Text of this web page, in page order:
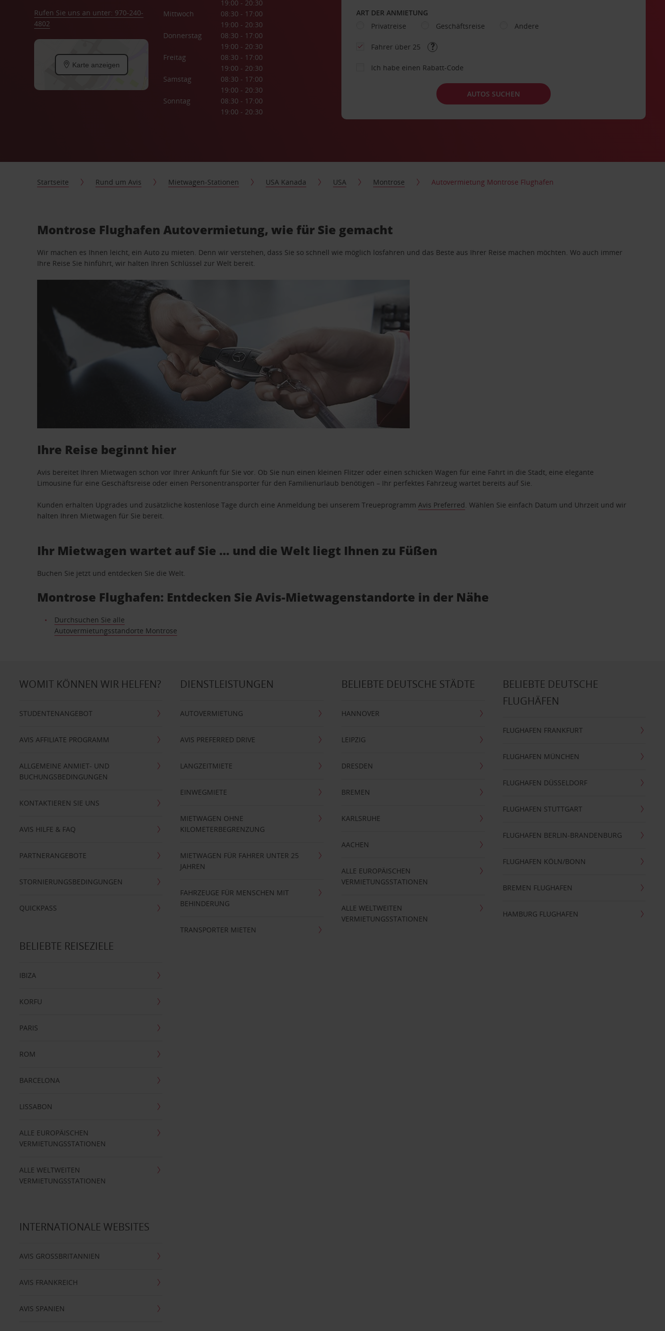
Rufen Sie uns an unter: 970-240-
4802
Karte anzeigen
19:00 - 20:30
Mittwoch
08:30 - 17:00
19:00 - 20:30
Donnerstag
08:30 - 17:00
19:00 - 20:30
Freitag
08:30 - 17:00
19:00 - 20:30
Samstag
08:30 - 17:00
19:00 - 20:30
Sonntag
08:30 - 17:00
19:00 - 20:30
ART DER ANMIETUNG
Privatreise
Geschäftsreise Andere
Fahrer über 25
Ich habe einen Rabatt-Code
AUTOS SUCHEN
Startseite Rund um Avis Mietwagen-Stationen USA Kanada USA Montrose Autovermietung Montrose Flughafen
Montrose Flughafen Autovermietung, wie für Sie gemacht
Wir machen es Ihnen leicht, ein Auto zu mieten. Denn wir verstehen, dass Sie so schnell wie möglich losfahren und das Beste aus Ihrer Reise machen möchten. Wo auch immer
Ihre Reise Sie hinführt, wir halten Ihren Schlüssel zur Welt bereit.
Ihre Reise beginnt hier
Avis bereitet Ihren Mietwagen schon vor Ihrer Ankunft für Sie vor. Ob Sie nun einen kleinen Flitzer oder einen schicken Wagen für eine Fahrt in die Stadt, eine elegante
Limousine für eine Geschäftsreise oder einen Personentransporter für den Familienurlaub benötigen – Ihr perfektes Fahrzeug wartet bereits auf Sie.
Kunden erhalten Upgrades und zusätzliche kostenlose Tage durch eine Anmeldung bei unserem TreueprogrammAvis Preferred. Wählen Sie einfach Datum und Uhrzeit und wir
halten Ihren Mietwagen für Sie bereit.
Ihr Mietwagen wartet auf Sie … und die Welt liegt Ihnen zu Füßen
Buchen Sie jetzt und entdecken Sie die Welt.
Montrose Flughafen: Entdecken Sie Avis-Mietwagenstandorte in der Nähe
Durchsuchen Sie alle
Autovermietungsstandorte Montrose
WOMIT KÖNNEN WIR HELFEN?
STUDENTENANGEBOT
AVIS AFFILIATE PROGRAMM
ALLGEMEINE ANMIET- UND
BUCHUNGSBEDINGUNGEN
KONTAKTIEREN SIE UNS
AVIS HILFE & FAQ
PARTNERANGEBOTE
STORNIERUNGSBEDINGUNGEN
QUICKPASS
DIENSTLEISTUNGEN
AUTOVERMIETUNG
AVIS PREFERRED DRIVE
LANGZEITMIETE
EINWEGMIETE
MIETWAGEN OHNE
KILOMETERBEGRENZUNG
MIETWAGEN FÜR FAHRER UNTER 25
JAHREN
FAHRZEUGE FÜR MENSCHEN MIT
BEHINDERUNG
TRANSPORTER MIETEN
BELIEBTE DEUTSCHE STÄDTE
HANNOVER
LEIPZIG
DRESDEN
BREMEN
KARLSRUHE
AACHEN
ALLE EUROPÄISCHEN
VERMIETUNGSSTATIONEN
ALLE WELTWEITEN
VERMIETUNGSSTATIONEN
BELIEBTE DEUTSCHE
FLUGHÄFEN
FLUGHAFEN FRANKFURT
FLUGHAFEN MÜNCHEN
FLUGHAFEN DÜSSELDORF
FLUGHAFEN STUTTGART
FLUGHAFEN BERLIN-BRANDENBURG
FLUGHAFEN KÖLN/BONN
BREMEN FLUGHAFEN
HAMBURG FLUGHAFEN
BELIEBTE REISEZIELE
IBIZA
KORFU
PARIS
ROM
BARCELONA
LISSABON
ALLE EUROPÄISCHEN
VERMIETUNGSSTATIONEN
ALLE WELTWEITEN
VERMIETUNGSSTATIONEN
INTERNATIONALE WEBSITES
AVIS GROSSBRITANNIEN
AVIS FRANKREICH
AVIS SPANIEN